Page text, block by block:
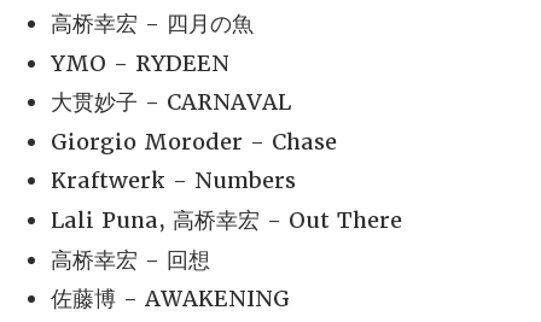
高桥幸宏 - 四月の魚
YMO - RYDEEN
大贯妙子 - CARNAVAL
Giorgio Moroder - Chase
Kraftwerk - Numbers
Lali Puna, 高桥幸宏 - Out There
高桥幸宏 - 回想
佐藤博 - AWAKENING